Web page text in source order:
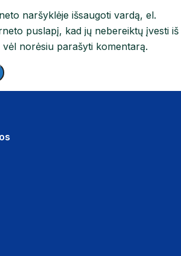
naršyklėje išsaugoti vardą, el.
puslapį, kad jų nebereiktų įvesti iš
norėsiu parašyti komentarą.